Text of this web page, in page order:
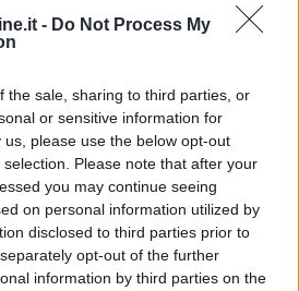
- Do Not Process My
the sale, sharing to third parties, or
or sensitive information for
please use the below opt-out
Please note that after your
you may continue seeing
on personal information utilized by
disclosed to third parties prior to
opt-out of the further
information by third parties on the
Vitali
ha coordinato la copertura della
del mercato ittico di Palermo,
la linea editoriale sulla trasparenza
redattore economia, porta in
tratto pragmatico e un dettaglio
conserva ancora taccuini degli
delle Lapidi.